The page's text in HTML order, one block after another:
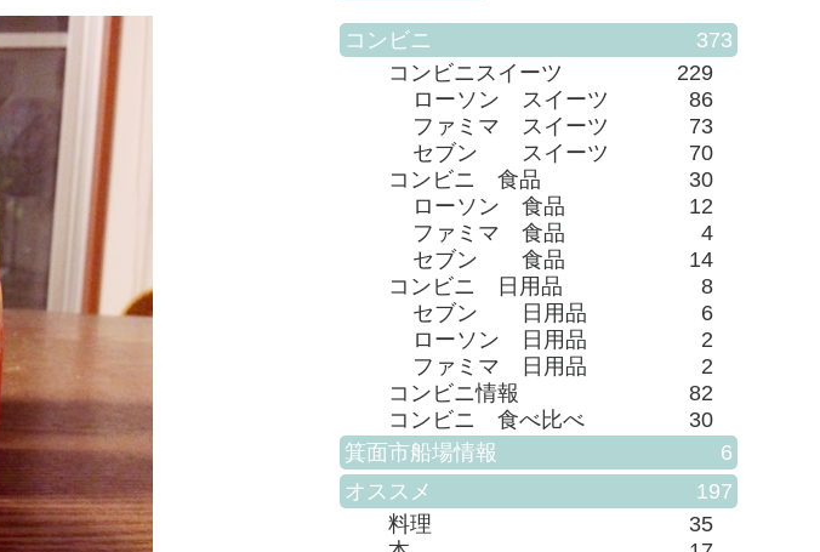
コンビニ
373
コンビニスイーツ
229
ローソン スイーツ
86
ファミマ スイーツ
73
セブン スイーツ
70
コンビニ 食品
30
ローソン 食品
12
ファミマ 食品
4
セブン 食品
14
コンビニ 日用品
8
セブン 日用品
6
ローソン 日用品
2
ファミマ 日用品
2
コンビニ情報
82
コンビニ 食べ比べ
30
箕面市船場情報
6
オススメ
197
料理
35